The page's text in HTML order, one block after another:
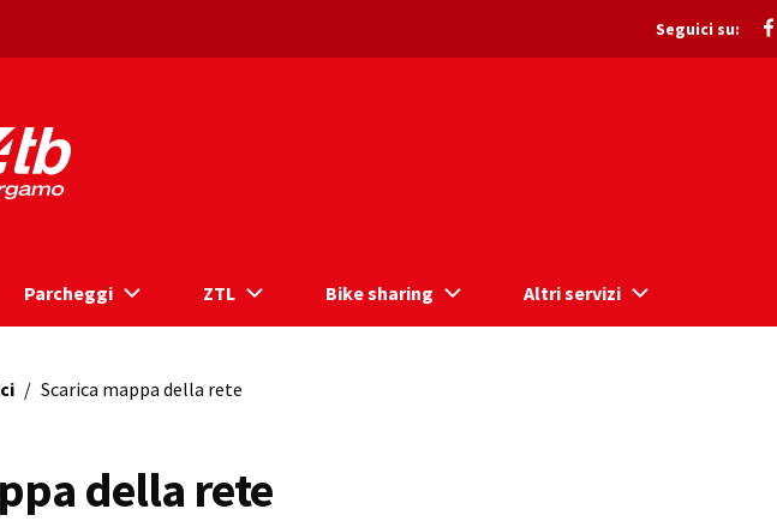
Seguici su:
Parcheggi ZTL Bike sharing Altri servizi
/ Scarica mappa della rete
della rete